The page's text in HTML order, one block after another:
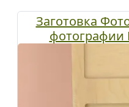
Заготовка
фотографии